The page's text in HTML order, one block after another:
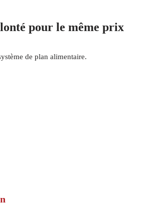
pour le même prix
de plan alimentaire.